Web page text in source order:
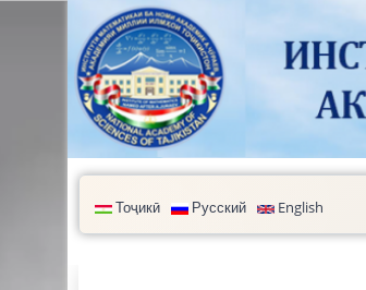
Перейти к основному содержанию
Тоҷикӣ Русский English